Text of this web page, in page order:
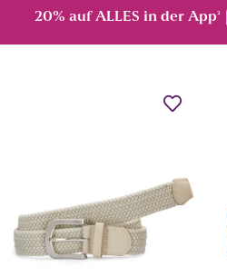
20% auf ALLES in der App²